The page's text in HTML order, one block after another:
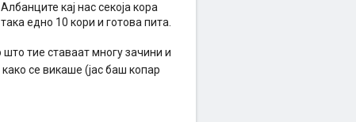
кај нас секоја кора
едно 10 кори и готова пита.
тие ставаат многу зачини и
се викаше (јас баш копар